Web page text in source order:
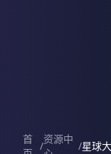
首
/
资源中
/